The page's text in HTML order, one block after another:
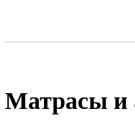
Матрасы и